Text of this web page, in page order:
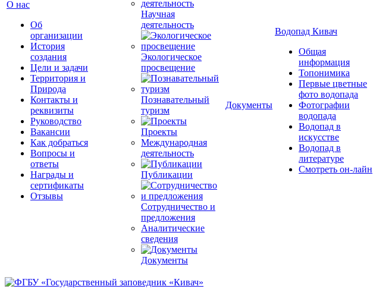
О нас
Об
организации
История
создания
Цели и задачи
Территория и
Природа
Контакты и
реквизиты
Руководство
Вакансии
Как добраться
Вопросы и
ответы
Награды и
сертификаты
Отзывы
Научная
деятельность
Экологическое
просвещение
Познавательный
туризм
Проекты
Международная
деятельность
Публикации
Сотрудничество и
предложения
Аналитические
сведения
Документы
Документы
Водопад Кивач
Общая
информация
Топонимика
Первые цветные
фото водопада
Фотографии
водопада
Водопад в
искусстве
Водопад в
литературе
Смотреть он-лайн